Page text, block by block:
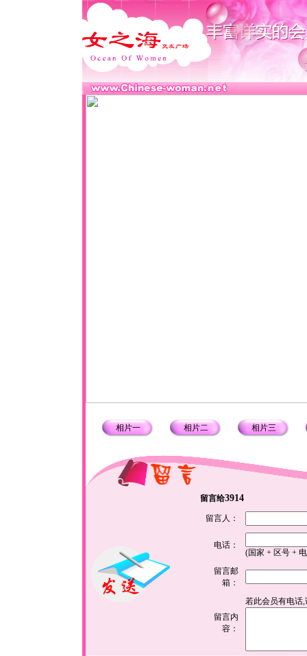
相片一 相片二 相片三
留言给3914
留言人：
电话：
(国家 + 区号 +
留言邮
箱：
留言内
容：
若此会员有电话